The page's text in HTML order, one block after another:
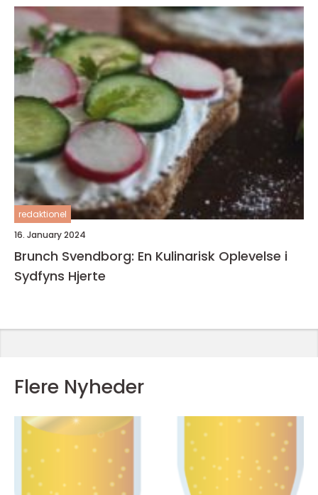
redaktionel
16. January 2024
Brunch Svendborg: En Kulinarisk Oplevelse i
Sydfyns Hjerte
Flere Nyheder